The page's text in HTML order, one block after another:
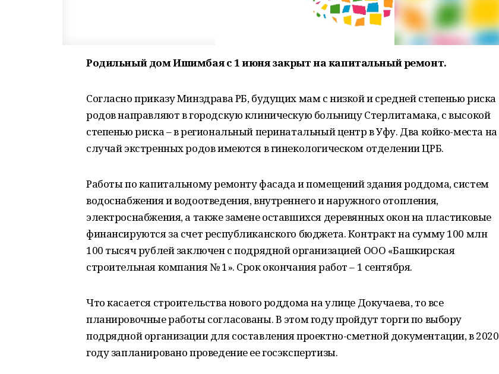
Родильный дом Ишимбая с 1 июня закрыт на капитальный ремонт.
Согласно приказу Минздрава РБ, будущих мам с низкой и средней степенью риска
родов направляют в городскую клиническую больницу Стерлитамака, с высокой
степенью риска – в региональный перинатальный центр в Уфу. Два койко-места на
случай экстренных родов имеются в гинекологическом отделении ЦРБ.
Работы по капитальному ремонту фасада и помещений здания роддома, систем
водоснабжения и водоотведения, внутреннего и наружного отопления,
электроснабжения, а также замене оставшихся деревянных окон на пластиковые
финансируются за счет республиканского бюджета. Контракт на сумму 100 млн
100 тысяч рублей заключен с подрядной организацией ООО «Башкирская
строительная компания № 1». Срок окончания работ – 1 сентября.
Что касается строительства нового роддома на улице Докучаева, то все
планировочные работы согласованы. В этом году пройдут торги по выбору
подрядной организации для составления проектно-сметной документации, в 2020
году запланировано проведение ее госэкспертизы.